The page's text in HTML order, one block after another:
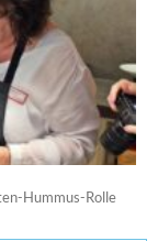
Hummus-Rolle